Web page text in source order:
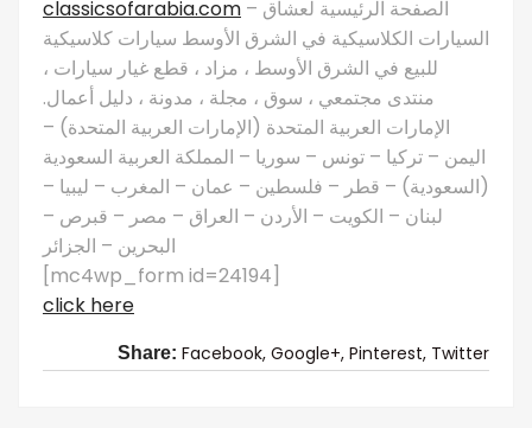
classicsofarabia.com – الصفحة الرئيسية لعشاق
السيارات الكلاسيكية في الشرق الأوسط سيارات كلاسيكية
للبيع في الشرق الأوسط ، مزاد ، قطع غيار سيارات ،
منتدى مجتمعي ، سوق ، مجلة ، مدونة ، دليل أعمال.
الإمارات العربية المتحدة (الإمارات العربية المتحدة) –
اليمن – تركيا – تونس – سوريا – المملكة العربية السعودية
(السعودية) – قطر – فلسطين – عمان – المغرب – ليبيا –
لبنان – الكويت – الأردن – العراق – مصر – قبرص –
البحرين – الجزائر
[mc4wp_form id=24194]
click here
Share: Facebook, Google+, Pinterest, Twitter